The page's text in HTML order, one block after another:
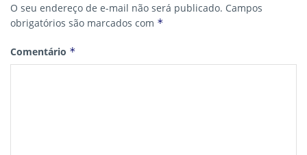
O seu endereço de e-mail não será publicado. Campos
obrigatórios são marcados com *
Comentário *